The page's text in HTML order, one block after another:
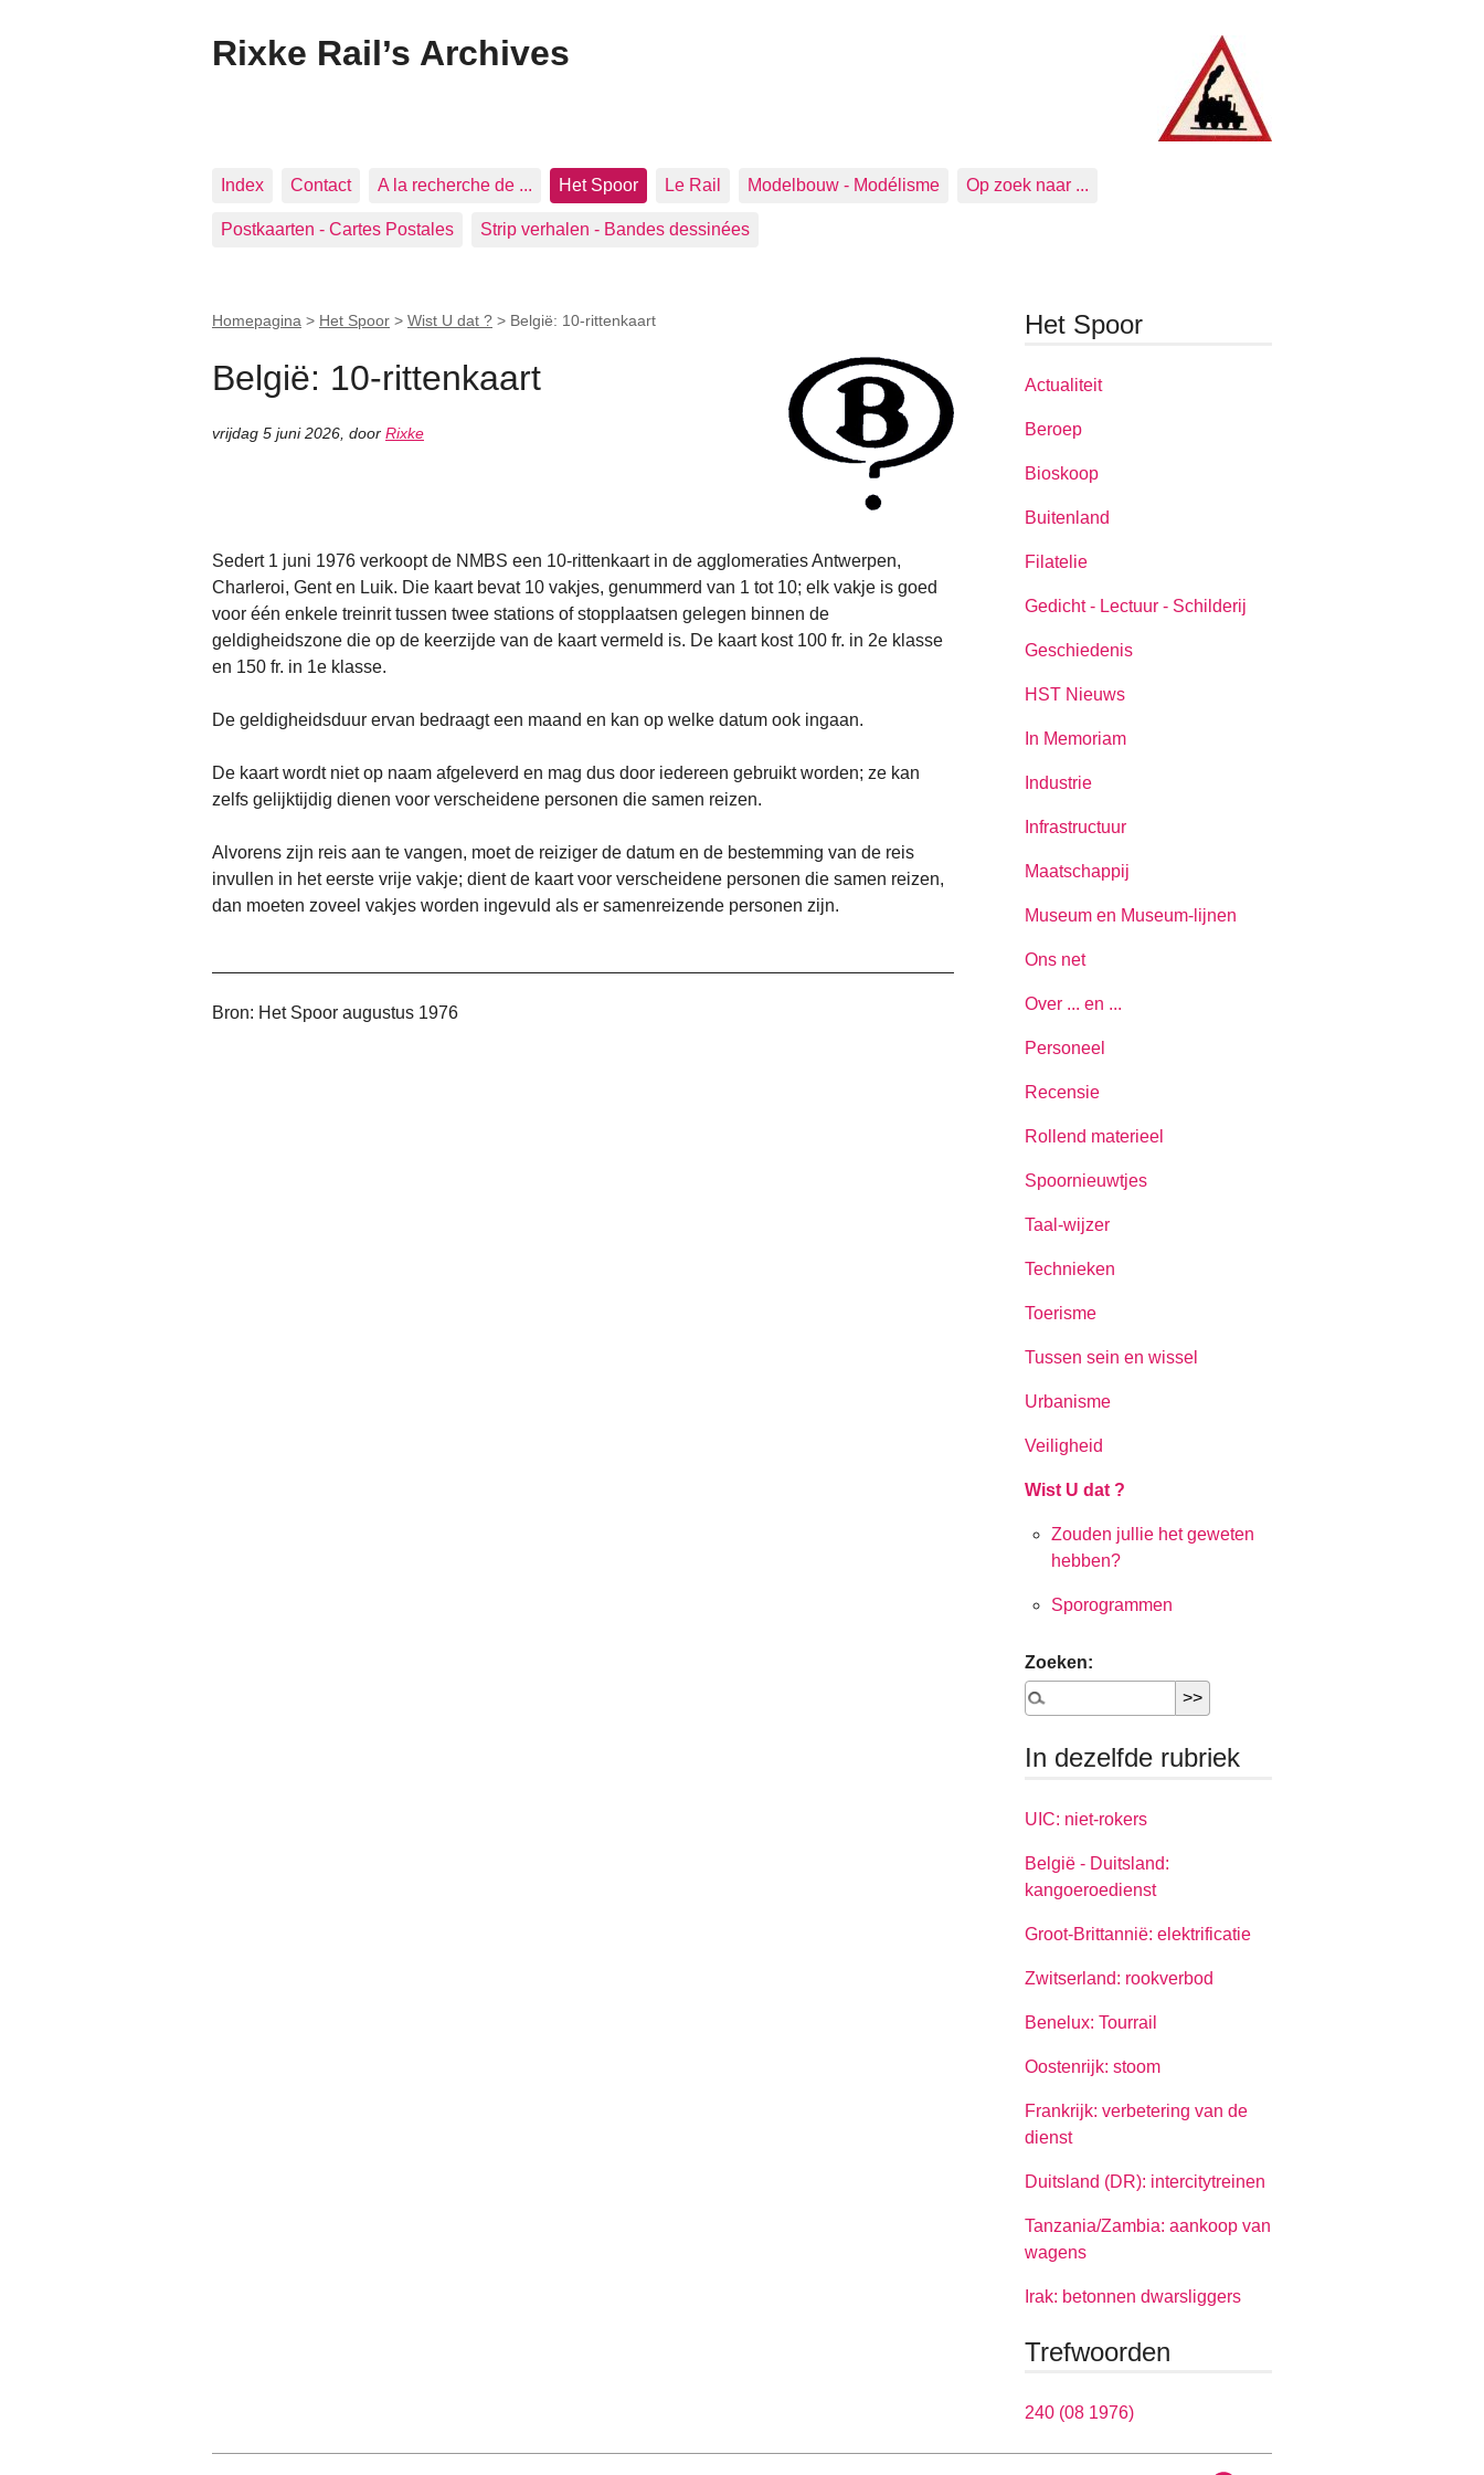
Rixke Rail’s Archives
Index Contact A la recherche de ... Het Spoor Le Rail Modelbouw - Modélisme Op zoek naar ...
Postkaarten - Cartes Postales Strip verhalen - Bandes dessinées
Homepagina > Het Spoor > Wist U dat ? > België: 10-rittenkaart
België: 10-rittenkaart
vrijdag 5 juni 2026 door Rixke
Sedert 1 juni 1976 verkoopt de NMBS een 10-rittenkaart in de agglomeraties Antwerpen,
Charleroi, Gent en Luik. Die kaart bevat 10 vakjes, genummerd van 1 tot 10; elk vakje is goed
voor één enkele treinrit tussen twee stations of stopplaatsen gelegen binnen de
geldigheidszone die op de keerzijde van de kaart vermeld is. De kaart kost 100 fr. in 2e klasse
en 150 fr. in 1e klasse.
De geldigheidsduur ervan bedraagt een maand en kan op welke datum ook ingaan.
De kaart wordt niet op naam afgeleverd en mag dus door iedereen gebruikt worden; ze kan
zelfs gelijktijdig dienen voor verscheidene personen die samen reizen.
Alvorens zijn reis aan te vangen, moet de reiziger de datum en de bestemming van de reis
invullen in het eerste vrije vakje; dient de kaart voor verscheidene personen die samen reizen,
dan moeten zoveel vakjes worden ingevuld als er samenreizende personen zijn.
Bron: Het Spoor augustus 1976
Het Spoor
Actualiteit
Beroep
Bioskoop
Buitenland
Filatelie
Gedicht - Lectuur - Schilderij
Geschiedenis
HST Nieuws
In Memoriam
Industrie
Infrastructuur
Maatschappij
Museum en Museum-lijnen
Ons net
Over ... en ...
Personeel
Recensie
Rollend materieel
Spoornieuwtjes
Taal-wijzer
Technieken
Toerisme
Tussen sein en wissel
Urbanisme
Veiligheid
Wist U dat ?
Zouden jullie het geweten
hebben?
Sporogrammen
Zoeken:
In dezelfde rubriek
UIC: niet-rokers
België - Duitsland:
kangoeroedienst
Groot-Brittannië: elektrificatie
Zwitserland: rookverbod
Benelux: Tourrail
Oostenrijk: stoom
Frankrijk: verbetering van de
dienst
Duitsland (DR): intercitytreinen
Tanzania/Zambia: aankoop van
wagens
Irak: betonnen dwarsliggers
Trefwoorden
240 (08 1976)